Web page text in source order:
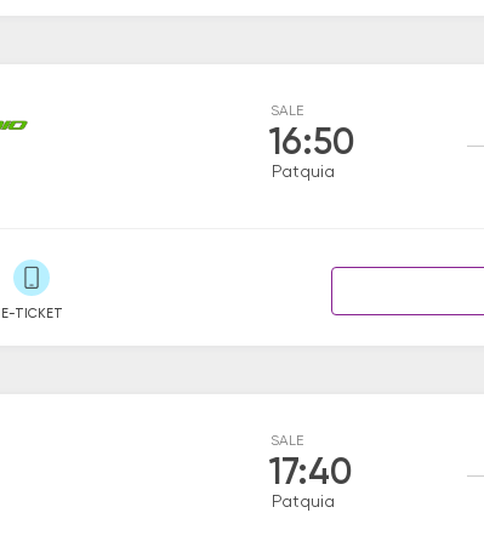
SALE
16:50
Patquia
E-TICKET
SALE
17:40
Patquia